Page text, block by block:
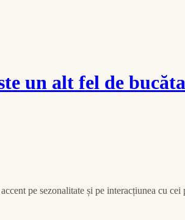
un alt fel de
pe sezonalitate și pe interacțiunea cu cei